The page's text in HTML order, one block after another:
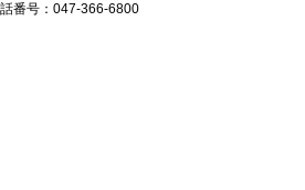
番号：047-366-6800